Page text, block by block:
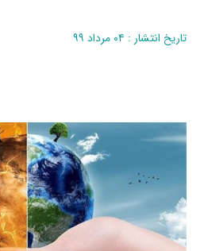
تاریخ انتشار : ۰۴ مرداد ۹۹